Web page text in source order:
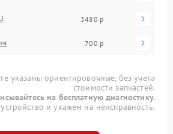
3480 р
700 р
указаны ориентировочные, без учета
стоимости запчастей.
на бесплатную диагностику.
и укажем на неисправность.